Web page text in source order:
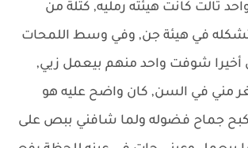
تالت كانت هيئته رمليه, كتلة من
في هيئة جن, وفي وسط اللمحات
أخيرا شوفت واحد منهم بيعمل زيي,
مني في السن, كان واضح عليه هو
جماح فضوله ولما شافني ببص على